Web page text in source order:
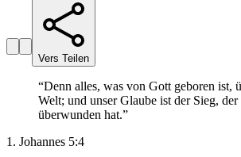
Vers Teilen
“Denn alles, was von Gott geboren ist,
Welt; und unser Glaube ist der Sieg,
überwunden hat.”
1. Johannes 5:4